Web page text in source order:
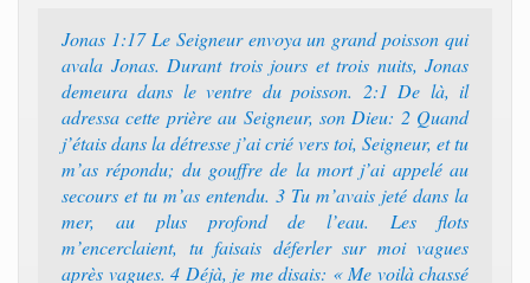
Jonas 1:17 Le Seigneur envoya un grand poisson qui
avala Jonas. Durant trois jours et trois nuits, Jonas
demeura dans le ventre du poisson. 2:1 De là, il
adressa cette prière au Seigneur, son Dieu: 2 Quand
j’étais dans la détresse j’ai crié vers toi, Seigneur, et tu
m’as répondu; du gouffre de la mort j’ai appelé au
secours et tu m’as entendu. 3 Tu m’avais jeté dans la
mer, au plus profond de l’eau. Les flots
m’encerclaient, tu faisais déferler sur moi vagues
après vagues. 4 Déjà, je me disais: « Me voilà chassé